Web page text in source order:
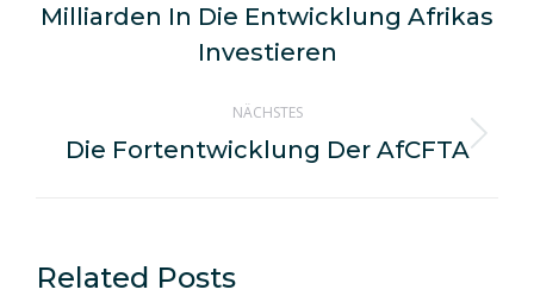
Beitrag:
Milliarden In Die Entwicklung Afrikas
Investieren
NÄCHSTES
Nächster
Die Fortentwicklung Der AfCFTA
Related Posts